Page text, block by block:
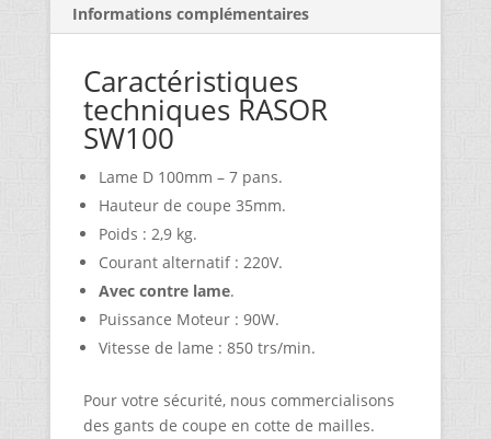
Informations complémentaires
Caractéristiques
techniques RASOR
SW100
Lame D 100mm – 7 pans.
Hauteur de coupe 35mm.
Poids : 2,9 kg.
Courant alternatif : 220V.
Avec contre lame.
Puissance Moteur : 90W.
Vitesse de lame : 850 trs/min.
Pour votre sécurité, nous commercialisons
des gants de coupe en cotte de mailles.